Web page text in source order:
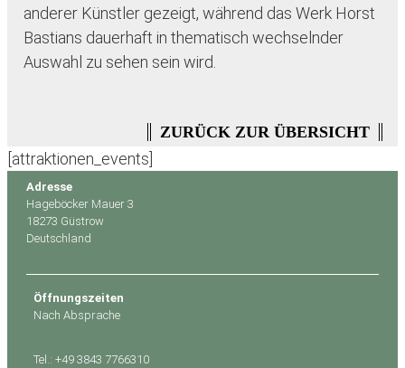
anderer Künstler gezeigt, während das Werk Horst
Bastians dauerhaft in thematisch wechselnder
Auswahl zu sehen sein wird.
ZURÜCK ZUR ÜBERSICHT
[attraktionen_events]
Adresse
Hageböcker Mauer 3
18273 Güstrow
Deutschland
Öffnungszeiten
Nach Absprache
Tel.: +49 3843 7766310